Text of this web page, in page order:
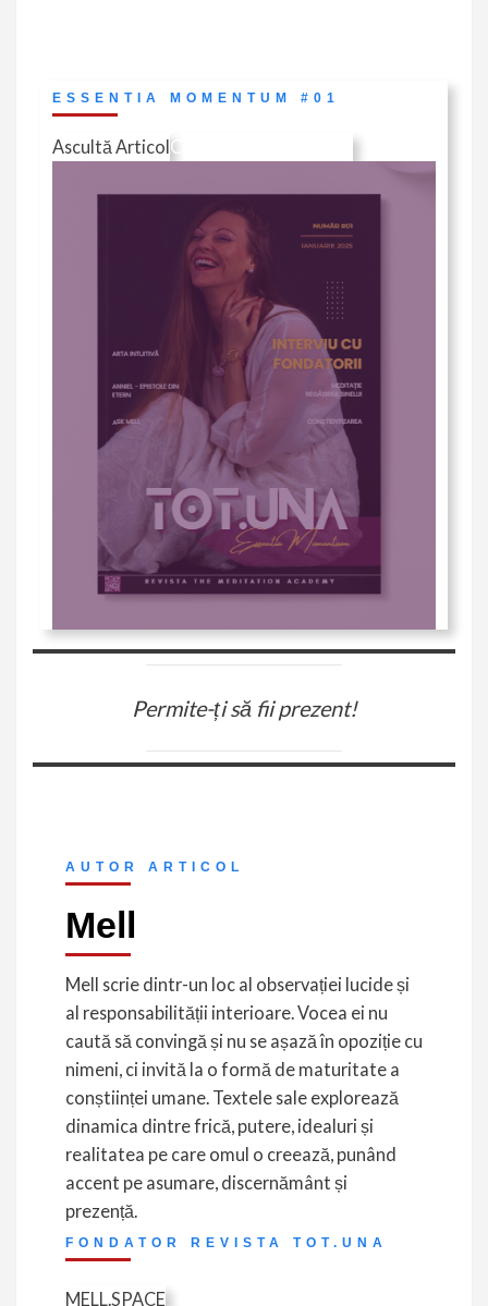
ESSENTIA MOMENTUM #01
Ascultă ArticolCitește în Revista (pdf)
Permite-ți să fii prezent!
AUTOR ARTICOL
Mell
Mell scrie dintr-un loc al observației lucide și
al responsabilității interioare. Vocea ei nu
caută să convingă și nu se așază în opoziție cu
nimeni, ci invită la o formă de maturitate a
conștiinței umane. Textele sale explorează
dinamica dintre frică, putere, idealuri și
realitatea pe care omul o creează, punând
accent pe asumare, discernământ și
prezență.
FONDATOR REVISTA TOT.UNA
MELL.SPACE